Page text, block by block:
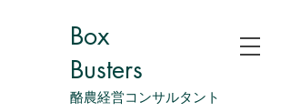
酪農経営コンサルタント
Box
Busters